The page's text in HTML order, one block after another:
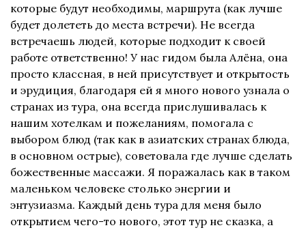
которые будут необходимы, маршрута (как лучше
будет долететь до места встречи). Не всегда
встречаешь людей, которые подходит к своей
работе ответственно! У нас гидом была Алёна, она
просто классная, в ней присутствует и открытость
и эрудиция, благодаря ей я много нового узнала о
странах из тура, она всегда прислушивалась к
нашим хотелкам и пожеланиям, помогала с
выбором блюд (так как в азиатских странах блюда,
в основном острые), советовала где лучше сделать
божественные массажи. Я поражалась как в таком
маленьком человеке столько энергии и
энтузиазма. Каждый день тура для меня было
открытием чего-то нового, этот тур не сказка, а